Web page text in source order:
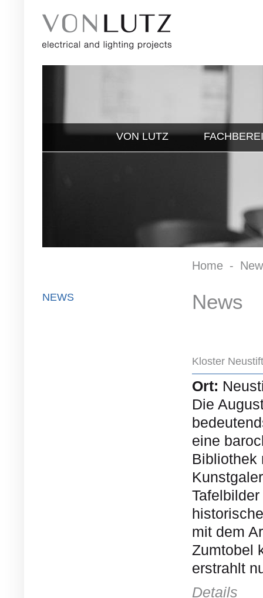
VON LUTZ
NEWS
Home -
News
Kloster Neustift
Ort:
Die
eine
Bibliothek
mit dem
Zumtobel
erstrahlt
Details